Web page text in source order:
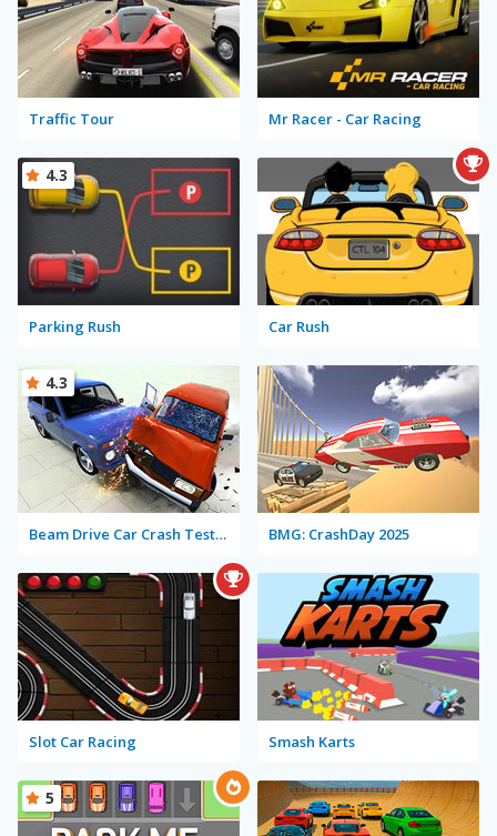
Traffic Tour Mr Racer - Car Racing
Parking Rush
4.3
Car Rush
Beam Drive Car Crash Test Simulator
4.3
BMG: CrashDay 2025
Slot Car Racing Smash Karts
5